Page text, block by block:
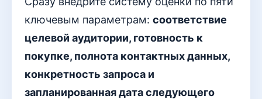
ключевым параметрам: соответствие
целевой аудитории, готовность к
покупке, полнота контактных данных,
конкретность запроса и
запланированная дата следующего